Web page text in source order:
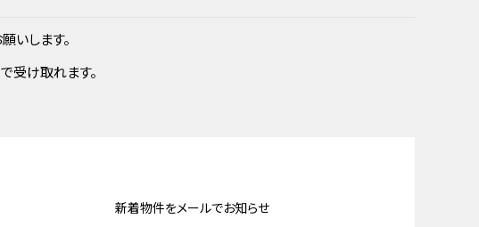
いします。
受け取れます。
新着物件をメールでお知らせ